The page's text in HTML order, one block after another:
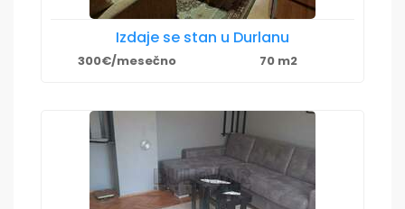
Izdaje se stan u Durlanu
300€/mesečno 70 m2